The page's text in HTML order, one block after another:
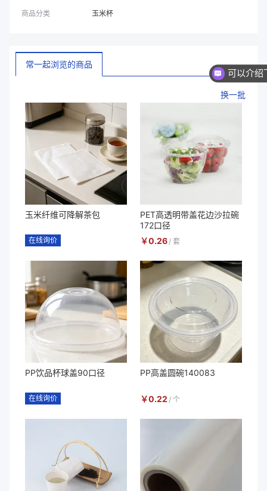
商品分类 玉米杯
常一起浏览的商品
换一批
玉米纤维可降解茶包
在线询价
PET高透明带盖花边沙拉碗
172口径
￥0.26/ 套
PP饮品杯球盖90口径
在线询价
PP高盖圆碗140083
￥0.22 / 个